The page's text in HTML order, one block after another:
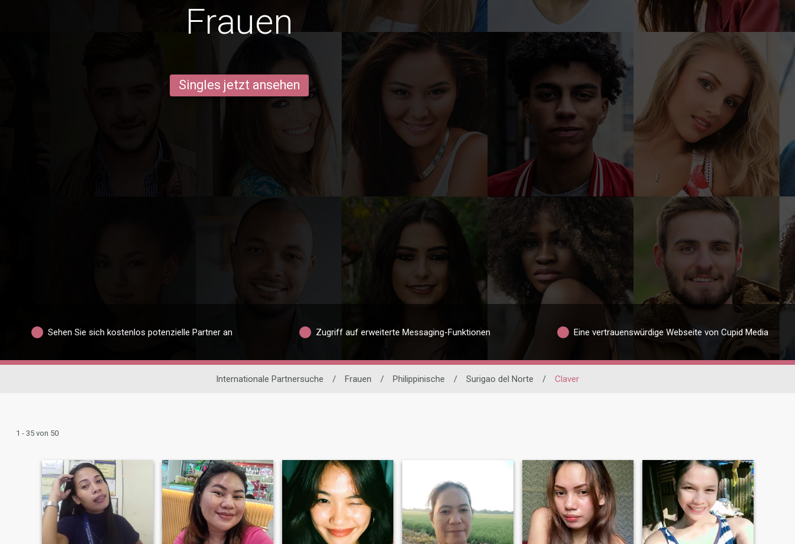
Frauen
Singles jetzt ansehen
Sehen Sie sich kostenlos potenzielle Partner an Zugriff auf erweiterte Messaging-Funktionen Eine vertrauenswürdige Webseite von Cupid Media
Internationale Partnersuche / Frauen / Philippinische / Surigao del Norte / Claver
1 - 35 von 50